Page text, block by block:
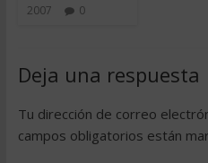
2007
0
Deja una respuesta
Tu dirección de correo
campos obligatorios están